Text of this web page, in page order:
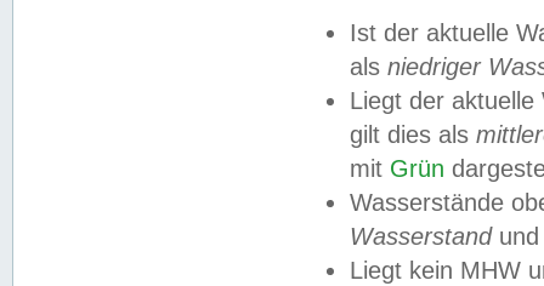
Ist der aktuelle
als niedriger
Liegt der
gilt dies als
mit Grün
Wasserstände
Wasserstandund
Liegt kein MHW